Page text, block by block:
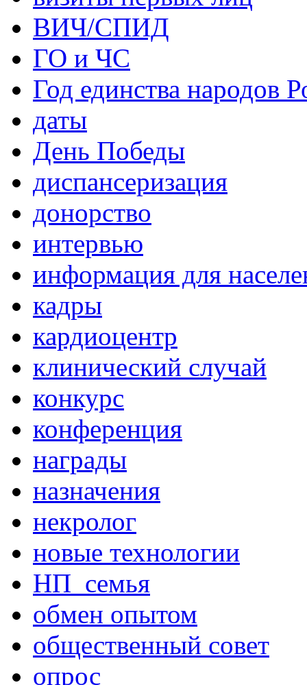
ВИЧ/СПИД
ГО и ЧС
Год единства народов
даты
День Победы
диспансеризация
донорство
интервью
информация для
кадры
кардиоцентр
клинический случай
конкурс
конференция
награды
назначения
некролог
новые технологии
НП_семья
обмен опытом
общественный совет
опрос